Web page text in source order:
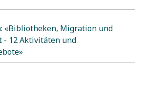
«Bibliotheken, Migration und
- 12 Aktivitäten und